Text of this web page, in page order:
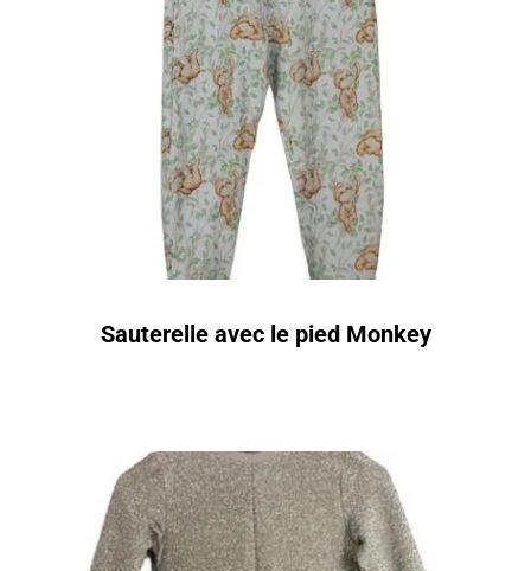
Sauterelle avec le pied Monkey